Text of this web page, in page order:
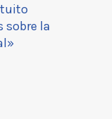
sobre la